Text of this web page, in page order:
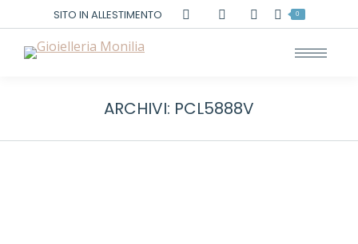
SITO IN ALLESTIMENTO Cerca: 0
ARCHIVI: PCL5888V